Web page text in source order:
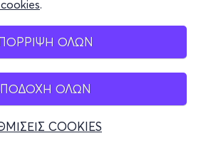
cookies.
ΟΛΩΝ
ΟΛΩΝ
COOKIES